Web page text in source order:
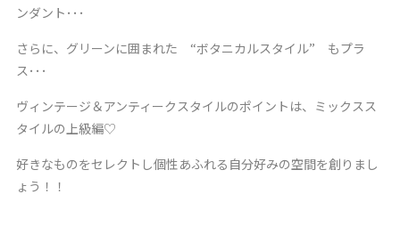
ンダント･･･
さらに、グリーンに囲まれた “ボタニカルスタイル” もプラ
ス･･･
ヴィンテージ＆アンティークスタイルのポイントは、ミックスス
タイルの上級編♡
好きなものをセレクトし個性あふれる自分好みの空間を創りまし
ょう！！